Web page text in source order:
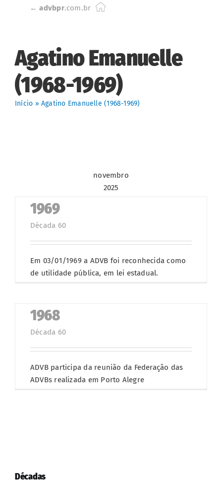
←advbpr.com.br
Agatino Emanuelle
(1968-1969)
Início »Agatino Emanuelle (1968-1969)
novembro
2025
1969
Década 60
Em 03/01/1969 a ADVB foi reconhecida como
de utilidade pública, em lei estadual.
1968
Década 60
ADVB participa da reunião da Federação das
ADVBs realizada em Porto Alegre
Décadas